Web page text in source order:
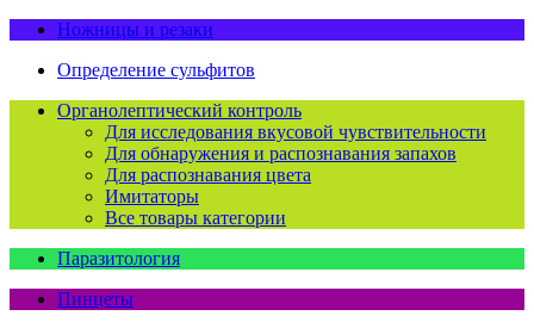
Ножницы и резаки
Определение сульфитов
Органолептический контроль
Для исследования вкусовой чувствительности
Для обнаружения и распознавания запахов
Для распознавания цвета
Имитаторы
Все товары категории
Паразитология
Пинцеты